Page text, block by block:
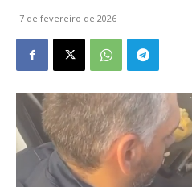
7 de fevereiro de 2026